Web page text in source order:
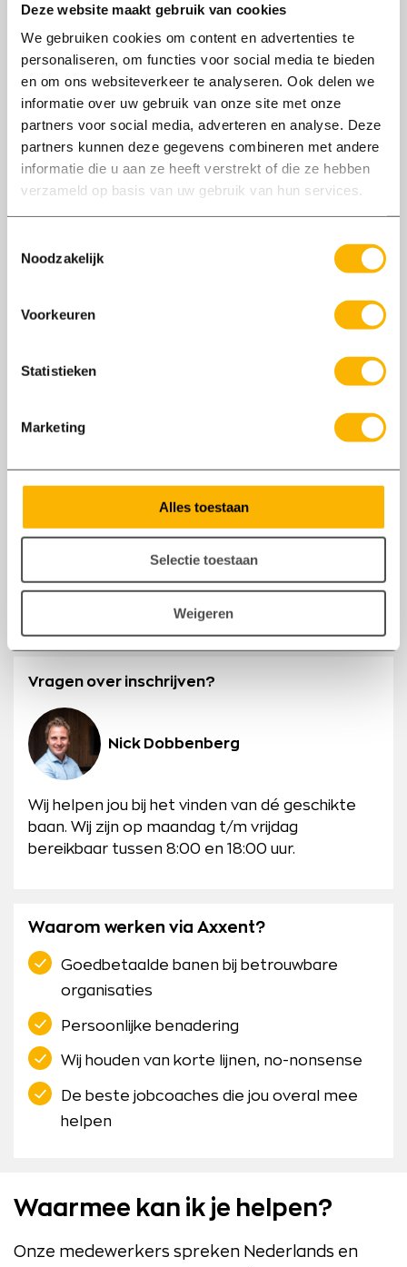
Deze website maakt gebruik van cookies
We gebruiken cookies om content en advertenties te
personaliseren, om functies voor social media te bieden
en om ons websiteverkeer te analyseren. Ook delen we
informatie over uw gebruik van onze site met onze
partners voor social media, adverteren en analyse. Deze
partners kunnen deze gegevens combineren met andere
informatie die u aan ze heeft verstrekt of die ze hebben
verzameld op basis van uw gebruik van hun services.
Noodzakelijk
Voorkeuren
Statistieken
Marketing
Alles toestaan
Selectie toestaan
Weigeren
Selecteer
In het kader van je inschrijving en eventuele
persoonsgegevens. Hierbij nemen we de
hierover kun je lezen in ons
privacystatement.
Om je actief naar werk te kunnen bemiddelen
gegevens te mogen verwerken en aan evt.
verstrekken.
Ik ga akkoord met bemiddeling door
Flexcraft
Vragen over inschrijven?
Nick Dobbenberg
Wij helpen jou bij het vinden van dé geschikte
baan. Wij zijn op maandag t/m vrijdag
bereikbaar tussen 8:00 en 18:00 uur.
Waarom werken via Axxent?
Goedbetaalde banen bij betrouwbare
organisaties
Persoonlijke benadering
Wij houden van korte lijnen, no-nonsense
De beste jobcoaches die jou overal mee
helpen
Waarmee kan ik je helpen?
Onze medewerkers spreken Nederlands en